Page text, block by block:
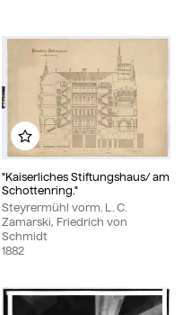
"Kaiserliches Stiftungshaus/ am
Schottenring."
Steyrermühl vorm. L. C.
Zamarski, Friedrich von
Schmidt
1882
Add to my album